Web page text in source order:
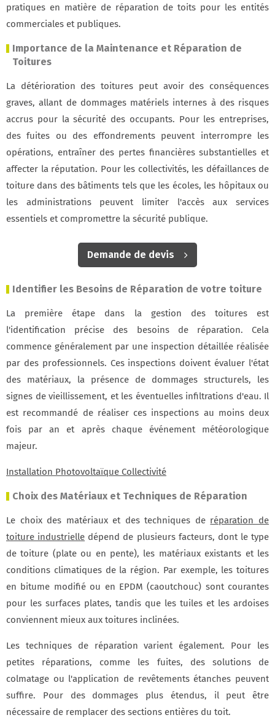
pratiques en matière de réparation de toits pour les entités
commerciales et publiques.
Importance de la Maintenance et Réparation de
Toitures
La détérioration des toitures peut avoir des conséquences
graves, allant de dommages matériels internes à des risques
accrus pour la sécurité des occupants. Pour les entreprises,
des fuites ou des effondrements peuvent interrompre les
opérations, entraîner des pertes financières substantielles et
affecter la réputation. Pour les collectivités, les défaillances de
toiture dans des bâtiments tels que les écoles, les hôpitaux ou
les administrations peuvent limiter l'accès aux services
essentiels et compromettre la sécurité publique.
Demande de devis
Identifier les Besoins de Réparation de votre toiture
La première étape dans la gestion des toitures est
l'identification précise des besoins de réparation. Cela
commence généralement par une inspection détaillée réalisée
par des professionnels. Ces inspections doivent évaluer l'état
des matériaux, la présence de dommages structurels, les
signes de vieillissement, et les éventuelles infiltrations d'eau. Il
est recommandé de réaliser ces inspections au moins deux
fois par an et après chaque événement météorologique
majeur.
Installation Photovoltaïque Collectivité
Choix des Matériaux et Techniques de Réparation
Le choix des matériaux et des techniques de réparation de
toiture industrielle dépend de plusieurs facteurs, dont le type
de toiture (plate ou en pente), les matériaux existants et les
conditions climatiques de la région. Par exemple, les toitures
en bitume modifié ou en EPDM (caoutchouc) sont courantes
pour les surfaces plates, tandis que les tuiles et les ardoises
conviennent mieux aux toitures inclinées.
Les techniques de réparation varient également. Pour les
petites réparations, comme les fuites, des solutions de
colmatage ou l'application de revêtements étanches peuvent
suffire. Pour des dommages plus étendus, il peut être
nécessaire de remplacer des sections entières du toit.